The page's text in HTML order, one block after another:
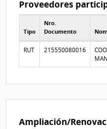
Proveedores
Tipo
Nro.
Documento
RUT 215550080016
Ampliación/